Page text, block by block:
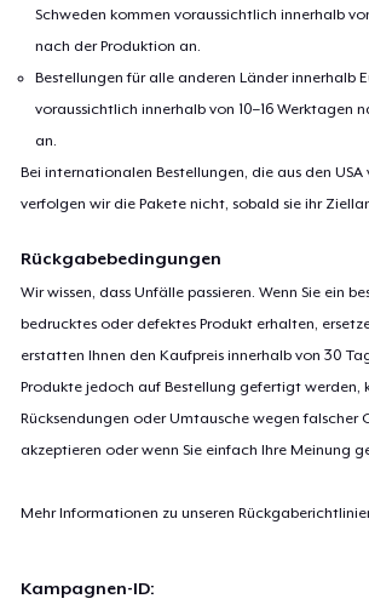
Schweden kommen voraussichtlich innerhalb
nach der Produktion an.
Bestellungen für alle anderen Länder innerhalb
voraussichtlich innerhalb von 10–16 Werktagen
an.
Bei internationalen Bestellungen, die aus den USA
verfolgen wir die Pakete nicht, sobald sie ihr
Rückgabebedingungen
Wir wissen, dass Unfälle passieren. Wenn Sie ein
bedrucktes oder defektes Produkt erhalten,
erstatten Ihnen den Kaufpreis innerhalb von 30
Produkte jedoch auf Bestellung gefertigt werden,
Rücksendungen oder Umtausche wegen falscher
akzeptieren oder wenn Sie einfach Ihre Meinung
Mehr Informationen zu unseren
Kampagnen-ID: